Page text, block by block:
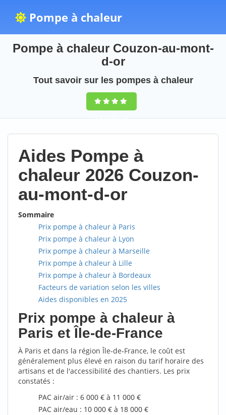
Pompe à chaleur
Pompe à chaleur Couzon-au-mont-
d-or
Tout savoir sur les pompes à chaleur
9,5(100%)45
Aides Pompe à
chaleur 2026 Couzon-
au-mont-d-or
Sommaire
Prix pompe à chaleur à Paris
Prix pompe à chaleur à Lyon
Prix pompe à chaleur à Marseille
Prix pompe à chaleur à Lille
Prix pompe à chaleur à Bordeaux
Facteurs de variation selon les villes
Aides disponibles en 2025
Prix pompe à chaleur à
Paris et Île-de-France
À Paris et dans la région Île-de-France, le coût est
généralement plus élevé en raison du tarif horaire des
artisans et de l'accessibilité des chantiers. Les prix
constatés :
PAC air/air : 6 000 € à 11 000 €
PAC air/eau : 10 000 € à 18 000 €